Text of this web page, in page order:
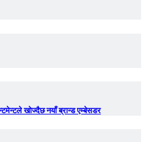
खोज्दैछ नयाँ ब्रान्ड एम्बेसडर